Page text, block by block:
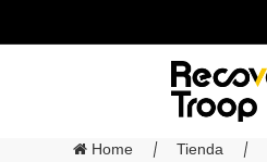
Home Tienda